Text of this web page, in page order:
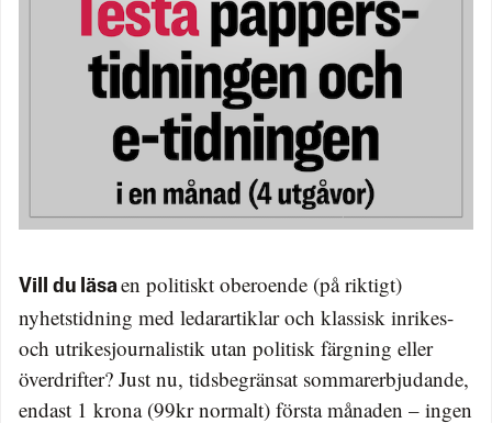
Vill du läsa en politiskt oberoende (på riktigt)
nyhetstidning med ledarartiklar och klassisk inrikes-
och utrikesjournalistik utan politisk färgning eller
överdrifter? Just nu, tidsbegränsat sommarerbjudande,
endast 1 krona (99kr normalt) första månaden – ingen